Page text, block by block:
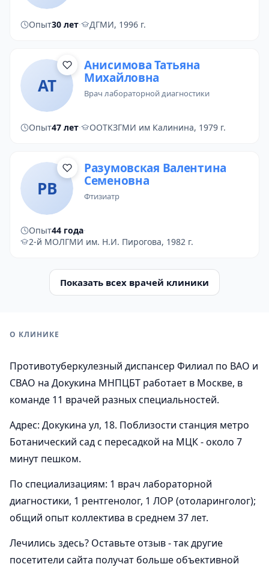
Опыт30 лет· ДГМИ, 1996 г.
АТ
Анисимова Татьяна
Михайловна
врач лабораторной диагностики
Опыт47 лет· ООТКЗГМИ им Калинина, 1979 г.
РВ
Разумовская Валентина
Семеновна
фтизиатр
Опыт44 года·
2-й МОЛГМИ им. Н.И. Пирогова, 1982 г.
Показать всех врачей клиники
О КЛИНИКЕ
Противотуберкулезный диспансер Филиал по ВАО и
СВАО на Докукина МНПЦБТ работает в Москве, в
команде 11 врачей разных специальностей.
Адрес: Докукина ул, 18. Поблизости станция метро
Ботанический сад с пересадкой на МЦК - около 7
минут пешком.
По специализациям: 1 врач лабораторной
диагностики, 1 рентгенолог, 1 ЛОР (отоларинголог);
общий опыт коллектива в среднем 37 лет.
Лечились здесь? Оставьте отзыв - так другие
посетители сайта получат больше объективной